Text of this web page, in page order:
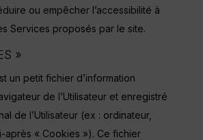
ou empêcher l’accessibilité à
Services proposés par le site.
»
un petit fichier d’information
de l’Utilisateur et enregistré
de l’Utilisateur (ex : ordinateur,
après « Cookies »). Ce fichier